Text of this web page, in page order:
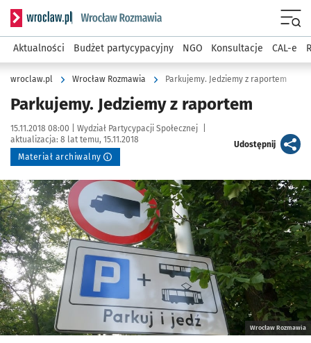
Serwis informacyjny wroclaw.pl podserwis: Rozmawia
Aktualności Budżet partycypacyjny NGO Konsultacje CAL-e
wroclaw.pl Wrocław Rozmawia Parkujemy. Jedziemy z raportem
Parkujemy. Jedziemy z raportem
Data publikacji:
15.11.2018 08:00 | Autor:
Wydział Partycypacji Społecznej
aktualizacja: 8 lat temu, 15.11.2018
Materiał archiwalny
Udostępnijartykuł
Kliknij, aby powiększyć
Wrocław Rozmawia